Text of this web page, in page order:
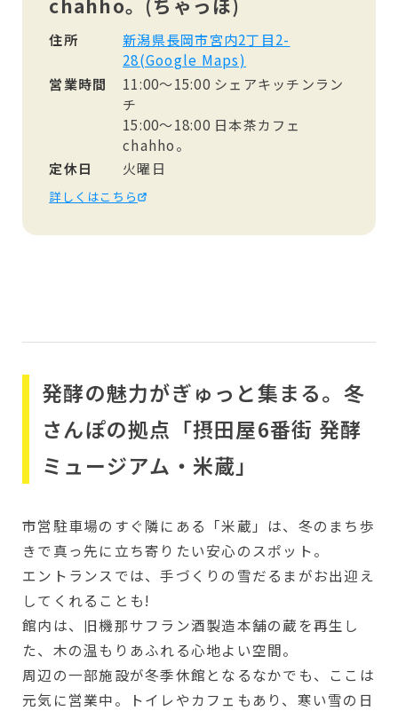
住所
新潟県長岡市宮内2丁目2-
28(Google Maps)
営業時間
11:00～15:00 シェアキッチンラン
チ
15:00～18:00 日本茶カフェ
chahho。
定休日
火曜日
詳しくはこちら
発酵の魅力がぎゅっと集まる。冬
さんぽの拠点「摂田屋6番街 発酵
ミュージアム・米蔵」
市営駐車場のすぐ隣にある「米蔵」は、冬のまち歩
きで真っ先に立ち寄りたい安心のスポット。
エントランスでは、手づくりの雪だるまがお出迎え
してくれることも!
館内は、旧機那サフラン酒製造本舗の蔵を再生し
た、木の温もりあふれる心地よい空間。
周辺の一部施設が冬季休館となるなかでも、ここは
元気に営業中。トイレやカフェもあり、寒い雪の日